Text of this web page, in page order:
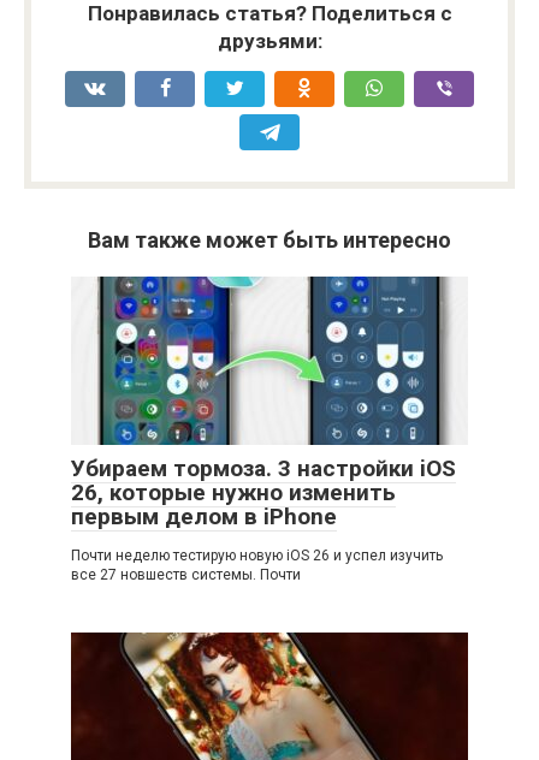
Понравилась статья? Поделиться с
друзьями:
Вам также может быть интересно
Убираем тормоза. 3 настройки iOS
26, которые нужно изменить
первым делом в iPhone
Почти неделю тестирую новую iOS 26 и успел изучить
все 27 новшеств системы. Почти